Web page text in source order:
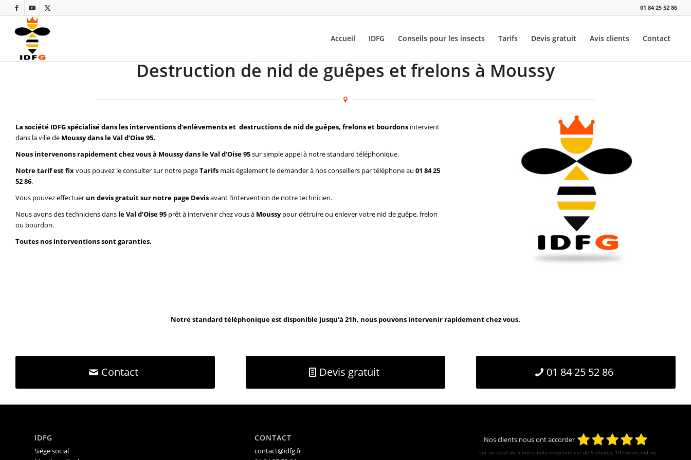
01 84 25 52 86
Accueil IDFG Conseils pour les insects Tarifs Devis gratuit Avis clients Contact
Destruction de nid de guêpes et frelons à Moussy
La société IDFG spécialisé dans les interventions d’enlèvements et destructions de nid de guêpes, frelons et bourdons intervient
dans la ville de Moussy dans le Val d’Oise 95.
Nous intervenons rapidement chez vous à Moussy dans le Val d’Oise 95sur simple appel à notre standard téléphonique.
Notre tarif est fixvous pouvez le consulter sur notre pageTarifs mais également le demander à nos conseillers par téléphone au 01 84 25
52 86.
Vous pouvez effectuer un devis gratuit sur notre page Devisavant l’intervention de notre technicien.
Nous avons des techniciens dans le Val d’Oise 95 prêt à intervenir chez vous à Moussypour détruire ou enlever votre nid de guêpe, frelon
ou bourdon.
Toutes nos interventions sont garanties.
Notre standard téléphonique est disponible jusqu'à 21h, nous pouvons intervenir rapidement chez vous.
Contact Devis gratuit 01 84 25 52 86
IDFG
Siége social
CONTACT
contact@idfg.fr
Nos clients nous ont accorder
sur un total de 5 notre note moyenne est de 5 étoiles, 10 clients ont votés